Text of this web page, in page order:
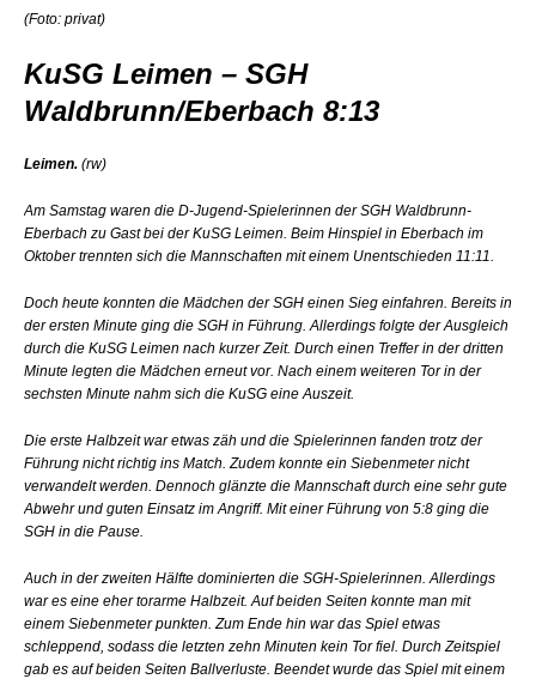
(Foto: privat)
KuSG Leimen – SGH
Waldbrunn/Eberbach 8:13
Leimen. (rw)
Am Samstag waren die D-Jugend-Spielerinnen der SGH Waldbrunn-
Eberbach zu Gast bei der KuSG Leimen. Beim Hinspiel in Eberbach im
Oktober trennten sich die Mannschaften mit einem Unentschieden 11:11.
Doch heute konnten die Mädchen der SGH einen Sieg einfahren. Bereits in
der ersten Minute ging die SGH in Führung. Allerdings folgte der Ausgleich
durch die KuSG Leimen nach kurzer Zeit. Durch einen Treffer in der dritten
Minute legten die Mädchen erneut vor. Nach einem weiteren Tor in der
sechsten Minute nahm sich die KuSG eine Auszeit.
Die erste Halbzeit war etwas zäh und die Spielerinnen fanden trotz der
Führung nicht richtig ins Match. Zudem konnte ein Siebenmeter nicht
verwandelt werden. Dennoch glänzte die Mannschaft durch eine sehr gute
Abwehr und guten Einsatz im Angriff. Mit einer Führung von 5:8 ging die
SGH in die Pause.
Auch in der zweiten Hälfte dominierten die SGH-Spielerinnen. Allerdings
war es eine eher torarme Halbzeit. Auf beiden Seiten konnte man mit
einem Siebenmeter punkten. Zum Ende hin war das Spiel etwas
schleppend, sodass die letzten zehn Minuten kein Tor fiel. Durch Zeitspiel
gab es auf beiden Seiten Ballverluste. Beendet wurde das Spiel mit einem